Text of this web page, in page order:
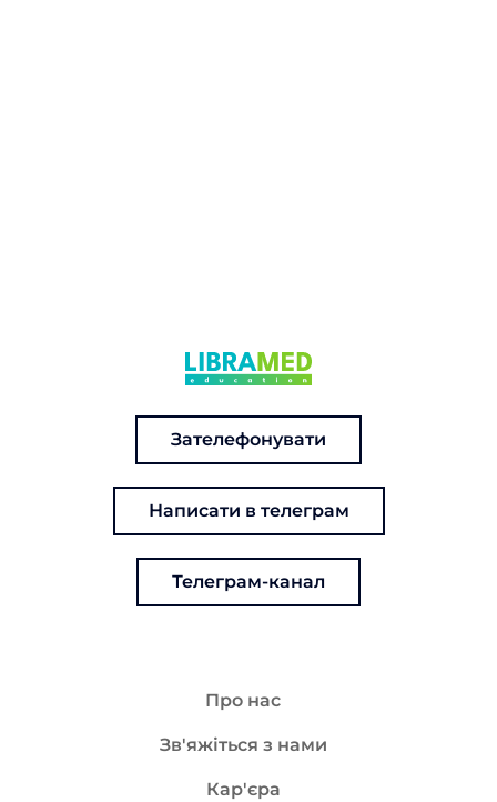
Зателефонувати
Написати в телеграм
Телеграм-канал
Про нас
Зв'яжіться з нами
Кар'єра